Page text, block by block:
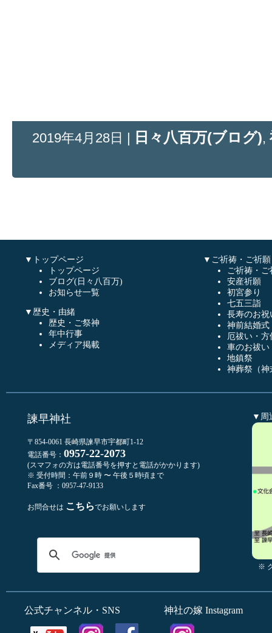
2019年4月28日 | 日々八百万(ブログ),
▼トップページ
トップページ
ブログ(日々八百万)
お知らせ一覧
▼歴史・由緒
歴史・ご祭神
年中行事
メディア掲載
▼ご祈祷・ご祈願
ご祈祷・ご
安産祈願
初宮参り
七五三詣
長寿のお祝
神前結婚式
厄祓い・方
車のお祓い
地鎮祭
神葬祭（神
諫早神社
〒854-0061 長崎県諫早市宇都町1-12
電話番号： 0957-22-2073
(スマフォの方は電話番号を押すと電話がかかります)
※ 受付時間：午前９時 〜 午後５時頃まで
Fax番号 ：0957-47-9133
お問合せは こちらでお願いします
▼周
※
公式チャンネル・SNS 神社の嫁 Instagram